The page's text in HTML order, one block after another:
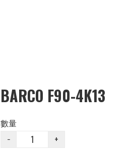
BARCO F90-4K13
數量
−
+